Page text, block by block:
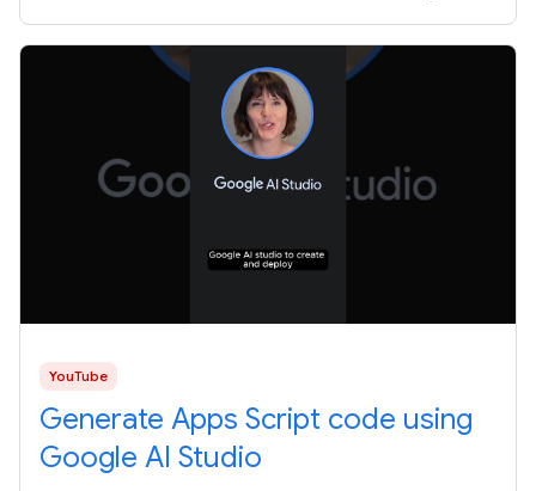
YouTube
Generate Apps Script code using
Google AI Studio